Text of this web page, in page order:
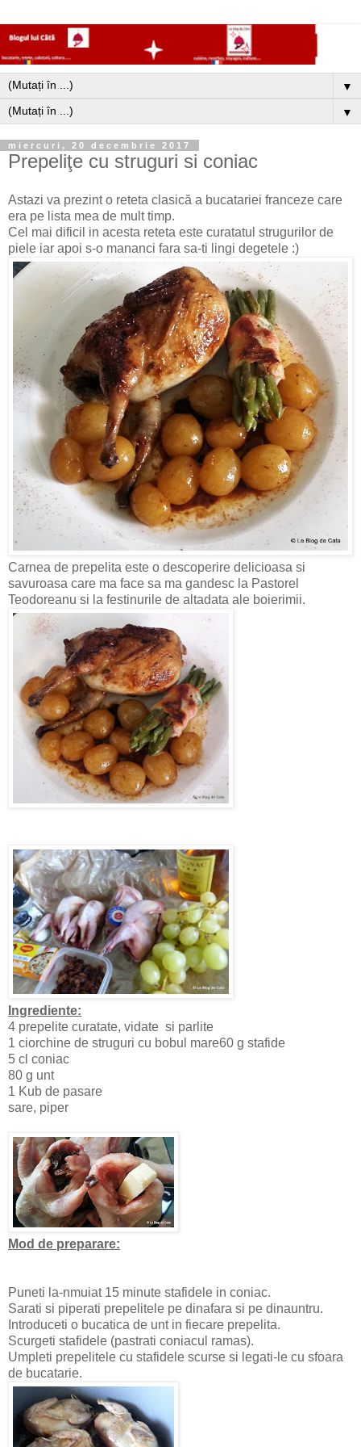
▼
▼
miercuri, 20 decembrie 2017
Prepeliţe cu struguri si coniac
Astazi va prezint o reteta clasică a bucatariei franceze care
era pe lista mea de mult timp.
Cel mai dificil in acesta reteta este curatatul strugurilor de
piele iar apoi s-o mananci fara sa-ti lingi degetele :)
Carnea de prepelita este o descoperire delicioasa si
savuroasa care ma face sa ma gandesc la Pastorel
Teodoreanu si la festinurile de altadata ale boierimii.
Ingrediente:
4 prepelite curatate, vidate si parlite
1 ciorchine de struguri cu bobul mare60 g stafide
5 cl coniac
80 g unt
1 Kub de pasare
sare, piper
Mod de preparare:
Puneti la-nmuiat 15 minute stafidele in coniac.
Sarati si piperati prepelitele pe dinafara si pe dinauntru.
Introduceti o bucatica de unt in fiecare prepelita.
Scurgeti stafidele (pastrati coniacul ramas).
Umpleti prepelitele cu stafidele scurse si legati-le cu sfoara
de bucatarie.